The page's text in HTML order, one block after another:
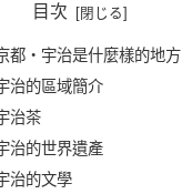
目次
都・宇治是什麼樣的地方
治的區域簡介
治茶
治的世界遺產
治的文學